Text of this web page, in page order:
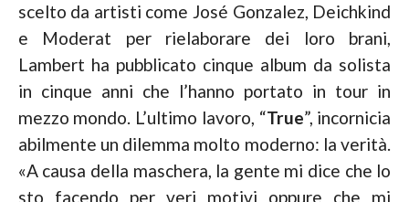
scelto da artisti come José Gonzalez, Deichkind
e Moderat per rielaborare dei loro brani,
Lambert ha pubblicato cinque album da solista
in cinque anni che l’hanno portato in tour in
mezzo mondo. L’ultimo lavoro, “True”, incornicia
abilmente un dilemma molto moderno: la verità.
«A causa della maschera, la gente mi dice che lo
sto facendo per veri motivi oppure che mi